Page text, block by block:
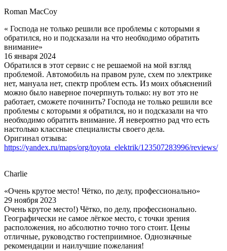
Roman MacCoy
« Господа не только решили все проблемы с которыми я
обратился, но и подсказали на что необходимо обратить
внимание»
16 января 2024
Обратился в этот сервис с не решаемой на мой взгляд
проблемой. Автомобиль на правом руле, схем по электрике
нет, мануала нет, спектр проблем есть. Из моих объяснений
можно было наверное почерпнуть только: ну вот это не
работает, сможете починить? Господа не только решили все
проблемы с которыми я обратился, но и подсказали на что
необходимо обратить внимание. Я невероятно рад что есть
настолько классные специалисты своего дела.
Оригинал отзыва:
https://yandex.ru/maps/org/toyota_elektrik/123507283996/reviews/
Charlie
«Очень крутое место! Чётко, по делу, профессионально»
29 ноября 2023
Очень крутое место!) Чётко, по делу, профессионально.
Географически не самое лёгкое место, с точки зрения
расположения, но абсолютно точно того стоит. Цены
отличные, руководство гостеприимное. Однозначные
рекомендации и наилучшие пожелания!